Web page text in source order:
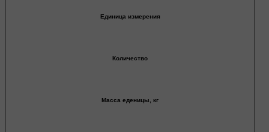
Единица измерения
Количество
Масса еденицы, кг